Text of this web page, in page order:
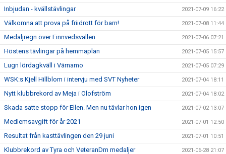
Inbjudan - kvällstävlingar 2021-07-09 16:22
Välkomna att prova på friidrott för barn! 2021-07-08 11:44
Medaljregn över Finnvedsvallen 2021-07-06 07:21
Höstens tävlingar på hemmaplan 2021-07-05 15:57
Lugn lördagkväll i Värnamo 2021-07-05 07:29
WSK:s Kjell Hillblom i intervju med SVT Nyheter 2021-07-04 18:11
Nytt klubbrekord av Meja i Olofström 2021-07-04 18:02
Skada satte stopp för Ellen. Men nu tävlar hon igen 2021-07-02 13:07
Medlemsavgift för år 2021 2021-07-01 12:50
Resultat från kasttävlingen den 29 juni 2021-07-01 10:51
Klubbrekord av Tyra och VeteranDm medaljer 2021-06-28 21:07